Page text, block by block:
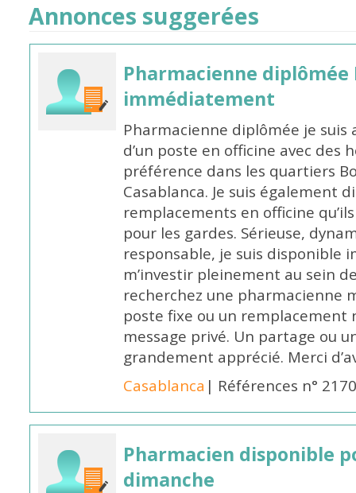
Annonces suggerées
Pharmacienne diplômée
immédiatement
Pharmacienne diplômée je
d’un poste en officine avec des
préférence dans les quartiers
Casablanca. Je suis également
remplacements en officine
pour les gardes. Sérieuse,
responsable, je suis
m’investir pleinement au sein
recherchez une pharmacienne
poste fixe ou un remplacement
message privé. Un partage ou
grandement apprécié. Merci
Casablanca | Références n°
Pharmacien disponible
dimanche